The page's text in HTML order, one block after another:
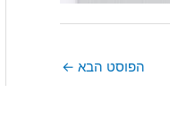
הפוסט הבא ←